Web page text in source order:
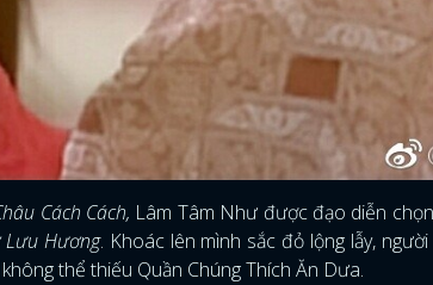
Cách Cách, Lâm Tâm Như được đạo diễn
Lưu Hương. Khoác lên mình sắc đỏ lộng lẫy,
thể thiếu Quần Chúng Thích Ăn Dưa.